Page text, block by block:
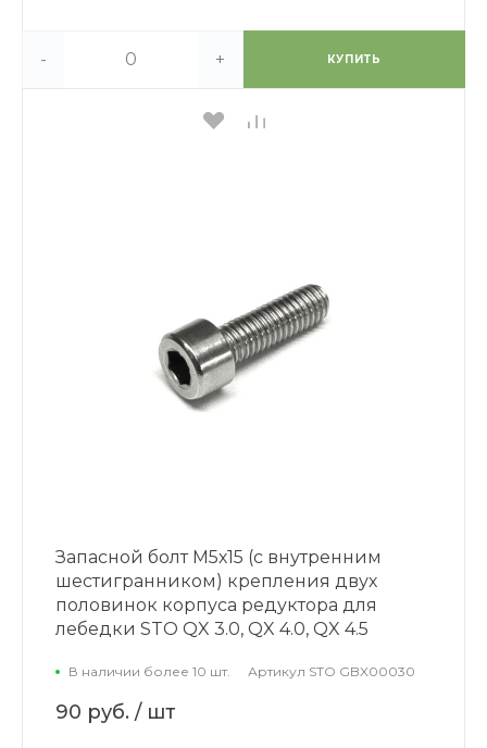
- + КУПИТЬ
Запасной болт М5х15 (с внутренним
шестигранником) крепления двух
половинок корпуса редуктора для
лебедки STO QX 3.0, QX 4.0, QX 4.5
В наличии более 10 шт. Артикул STO GBX00030
90 руб. / шт